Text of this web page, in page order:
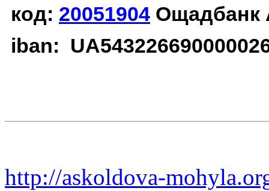
код: 20051904 Ощадбанк
iban:
http://askoldova-